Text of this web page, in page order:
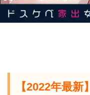
【2022年最